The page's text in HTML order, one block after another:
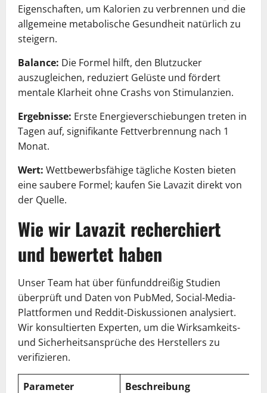
Eigenschaften, um Kalorien zu verbrennen und die
allgemeine metabolische Gesundheit natürlich zu
steigern.
Balance: Die Formel hilft, den Blutzucker
auszugleichen, reduziert Gelüste und fördert
mentale Klarheit ohne Crashs von Stimulanzien.
Ergebnisse: Erste Energieverschiebungen treten in
Tagen auf, signifikante Fettverbrennung nach 1
Monat.
Wert: Wettbewerbsfähige tägliche Kosten bieten
eine saubere Formel; kaufen Sie Lavazit direkt von
der Quelle.
Wie wir Lavazit recherchiert
und bewertet haben
Unser Team hat über fünfunddreißig Studien
überprüft und Daten von PubMed, Social-Media-
Plattformen und Reddit-Diskussionen analysiert.
Wir konsultierten Experten, um die Wirksamkeits-
und Sicherheitsansprüche des Herstellers zu
verifizieren.
Parameter Beschreibung